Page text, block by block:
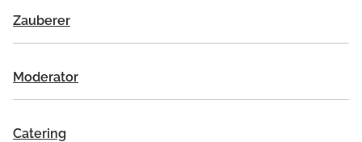
Zauberer
Moderator
Catering